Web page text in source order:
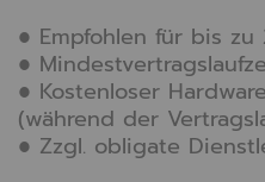
● Empfohlen für bis
●
● Kostenloser
(während der
● Zzgl. obligate